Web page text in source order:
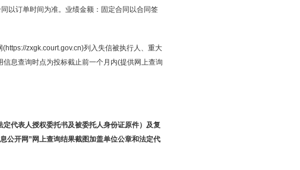
以订单时间为准。业绩金额：固定合同以合同签
zxgk.court.gov.cn)列入失信被执行人、重大
息查询时点为投标截止前一个月内(提供网上查询
代表人授权委托书及被委托人身份证原件）及复
公开网”网上查询结果截图加盖单位公章和法定代